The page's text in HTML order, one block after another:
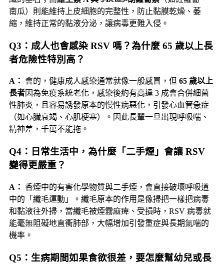
南瓜）則能維持上皮細胞的完整性，防止黏膜乾燥、萎
縮，維持正常的黏液分泌，讓病毒更難入侵。
Q3：成人也會感染 RSV 嗎？為什麼 65 歲以上長
者危險性特別高？
A： 會的，健康成人感染通常就像一般感冒，但 65 歲以上
長者因為免疫系統老化，感染後約有高達 3 成會合併細菌
性肺炎，且容易誘發原本的慢性病惡化，引發心血管急症
（如心臟衰竭、心肌梗塞）。因此長輩一旦出現呼吸喘、
精神差，千萬不能拖。
Q4：日常生活中，為什麼「二手煙」會讓 RSV
變得更嚴重？
A： 香煙中的有害化學物質與二手煙，會直接破壞呼吸道
中的「纖毛運動」。纖毛原本的作用是像掃把一樣把病毒
和黏液往外掃，當纖毛被煙霧麻痺、受損時，RSV 病毒就
能毫無阻礙地直衝肺部，大幅增加引發重症與長期氣喘的
機率。
Q5：生病期間如果食欲很差，要怎麼幫幼兒或長